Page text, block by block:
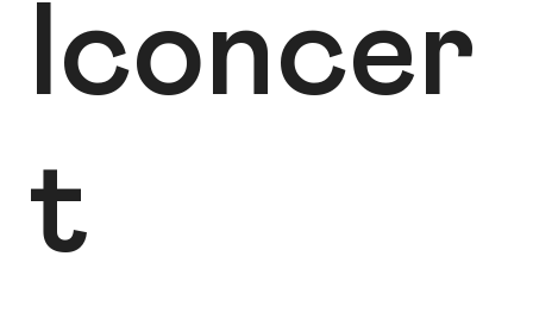
lconcer
t